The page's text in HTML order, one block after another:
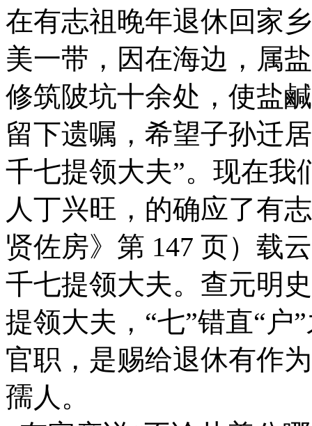
在有志祖晚年退休回家
美一带，因在海边， 属
修筑陂坑十余处，使盐
留下遗嘱，希望子孙迁
千七提领大夫”。现在我
人丁兴旺，的确应了有志
贤佐房》第 147 页）载
千七提领大夫。查元明
提领大夫， “七”错直“户
官职，是赐给退休有作为
孺人。